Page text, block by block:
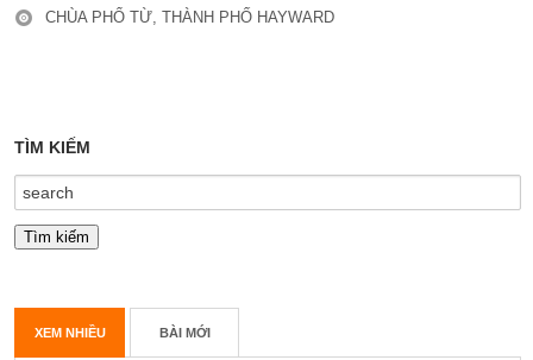
CHÙA PHỔ TỪ, THÀNH PHỐ HAYWARD
TÌM KIẾM
XEM NHIỀU BÀI MỚI